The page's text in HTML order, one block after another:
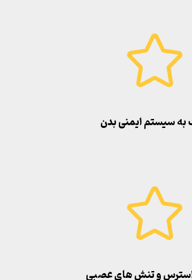
سیستم ایمنی بدن
و تنش های عصبی